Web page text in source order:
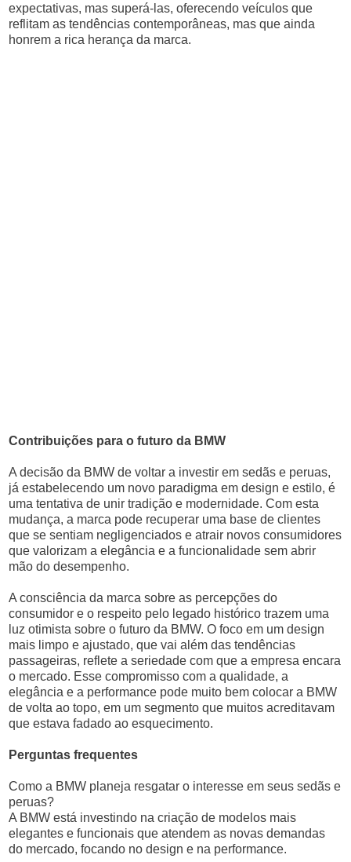
expectativas, mas superá-las, oferecendo veículos que
reflitam as tendências contemporâneas, mas que ainda
honrem a rica herança da marca.
Contribuições para o futuro da BMW
A decisão da BMW de voltar a investir em sedãs e peruas,
já estabelecendo um novo paradigma em design e estilo, é
uma tentativa de unir tradição e modernidade. Com esta
mudança, a marca pode recuperar uma base de clientes
que se sentiam negligenciados e atrair novos consumidores
que valorizam a elegância e a funcionalidade sem abrir
mão do desempenho.
A consciência da marca sobre as percepções do
consumidor e o respeito pelo legado histórico trazem uma
luz otimista sobre o futuro da BMW. O foco em um design
mais limpo e ajustado, que vai além das tendências
passageiras, reflete a seriedade com que a empresa encara
o mercado. Esse compromisso com a qualidade, a
elegância e a performance pode muito bem colocar a BMW
de volta ao topo, em um segmento que muitos acreditavam
que estava fadado ao esquecimento.
Perguntas frequentes
Como a BMW planeja resgatar o interesse em seus sedãs e
peruas?
A BMW está investindo na criação de modelos mais
elegantes e funcionais que atendem as novas demandas
do mercado, focando no design e na performance.